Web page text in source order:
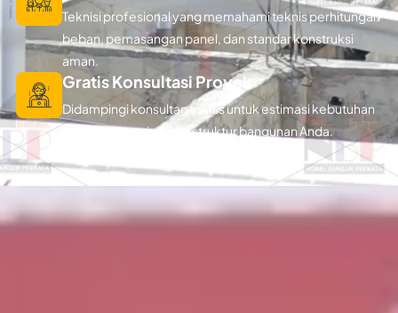
Teknisi profesional yang memahami teknis perhitungan
beban, pemasangan panel, dan standar konstruksi
aman.
Gratis Konsultasi Proyek
Didampingi konsultan teknis untuk estimasi kebutuhan
material sesuai desain struktur bangunan Anda.